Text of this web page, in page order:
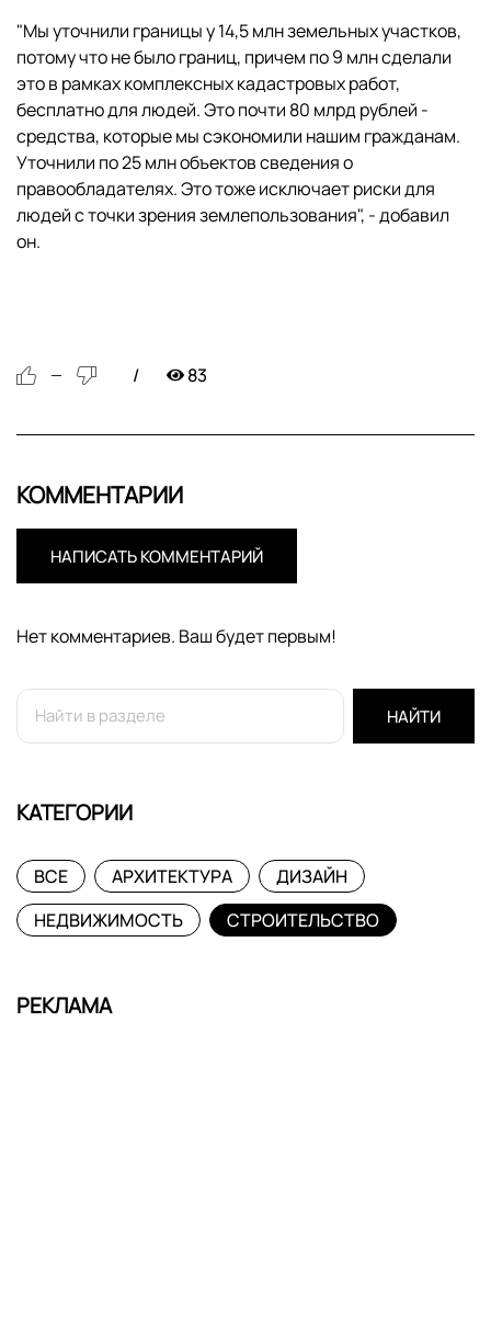
"Мы уточнили границы у 14,5 млн земельных участков,
потому что не было границ, причем по 9 млн сделали
это в рамках комплексных кадастровых работ,
бесплатно для людей. Это почти 80 млрд рублей -
средства, которые мы сэкономили нашим гражданам.
Уточнили по 25 млн объектов сведения о
правообладателях. Это тоже исключает риски для
людей с точки зрения землепользования", - добавил
он.
— 83
КОММЕНТАРИИ
НАПИСАТЬ КОММЕНТАРИЙ
Нет комментариев. Ваш будет первым!
НАЙТИ
КАТЕГОРИИ
ВСЕ АРХИТЕКТУРА
ДИЗАЙН
НЕДВИЖИМОСТЬ
СТРОИТЕЛЬСТВО
РЕКЛАМА